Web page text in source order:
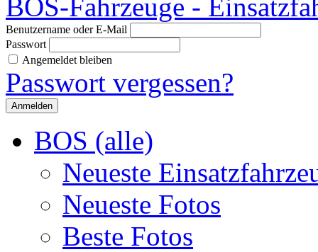
BOS-Fahrzeuge -
Benutzername oder E-Mail
Passwort
Angemeldet bleiben
Passwort vergessen?
BOS (alle)
Neueste
Neueste Fotos
Beste Fotos